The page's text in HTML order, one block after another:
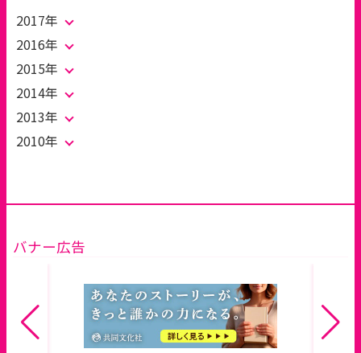
2017年
2016年
2015年
2014年
2013年
2010年
バナー広告